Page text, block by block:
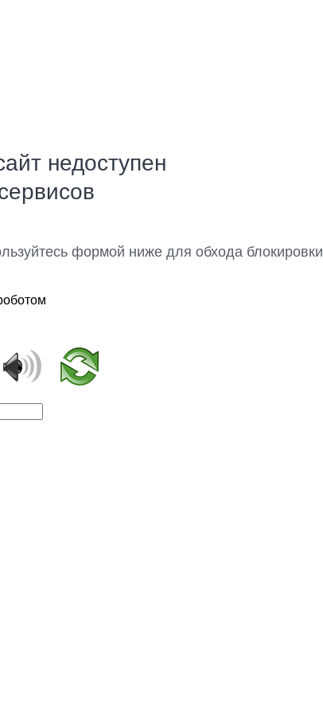
недоступен
формой ниже для обхода блокировки